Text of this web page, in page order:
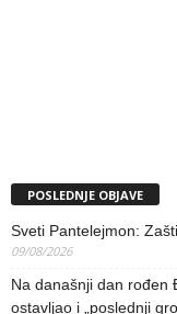
POSLEDNJE OBJAVE
Sveti Pantelejmon:
09/08/2026
Na današnji dan rođen
ostavljao i „poslednji